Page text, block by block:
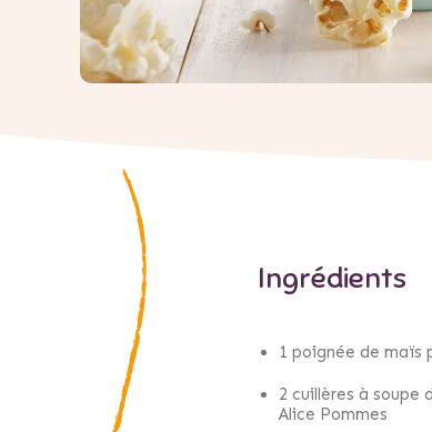
Ingrédients
1 poignée de maïs
2 cuillères à soupe
Alice Pommes